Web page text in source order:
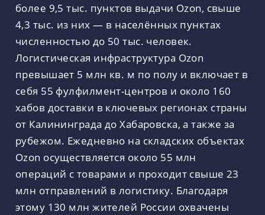
более 9,5 тыс. пунктов выдачи Ozon, свыше
4,3 тыс. из них — в населённых пунктах
численностью до 50 тыс. человек.
Логистическая инфраструктура Ozon
превышает 5 млн кв. м по полу и включает в
себя 55 фулфилмент-центров и около 160
хабов доставки в ключевых регионах страны
от Калининграда до Хабаровска, а также за
рубежом. Ежедневно на складских объектах
Ozon осуществляется около 55 млн
операций с товарами и проходит свыше 23
млн отправлений в логистику. Благодаря
этому 130 млн жителей России охвачены